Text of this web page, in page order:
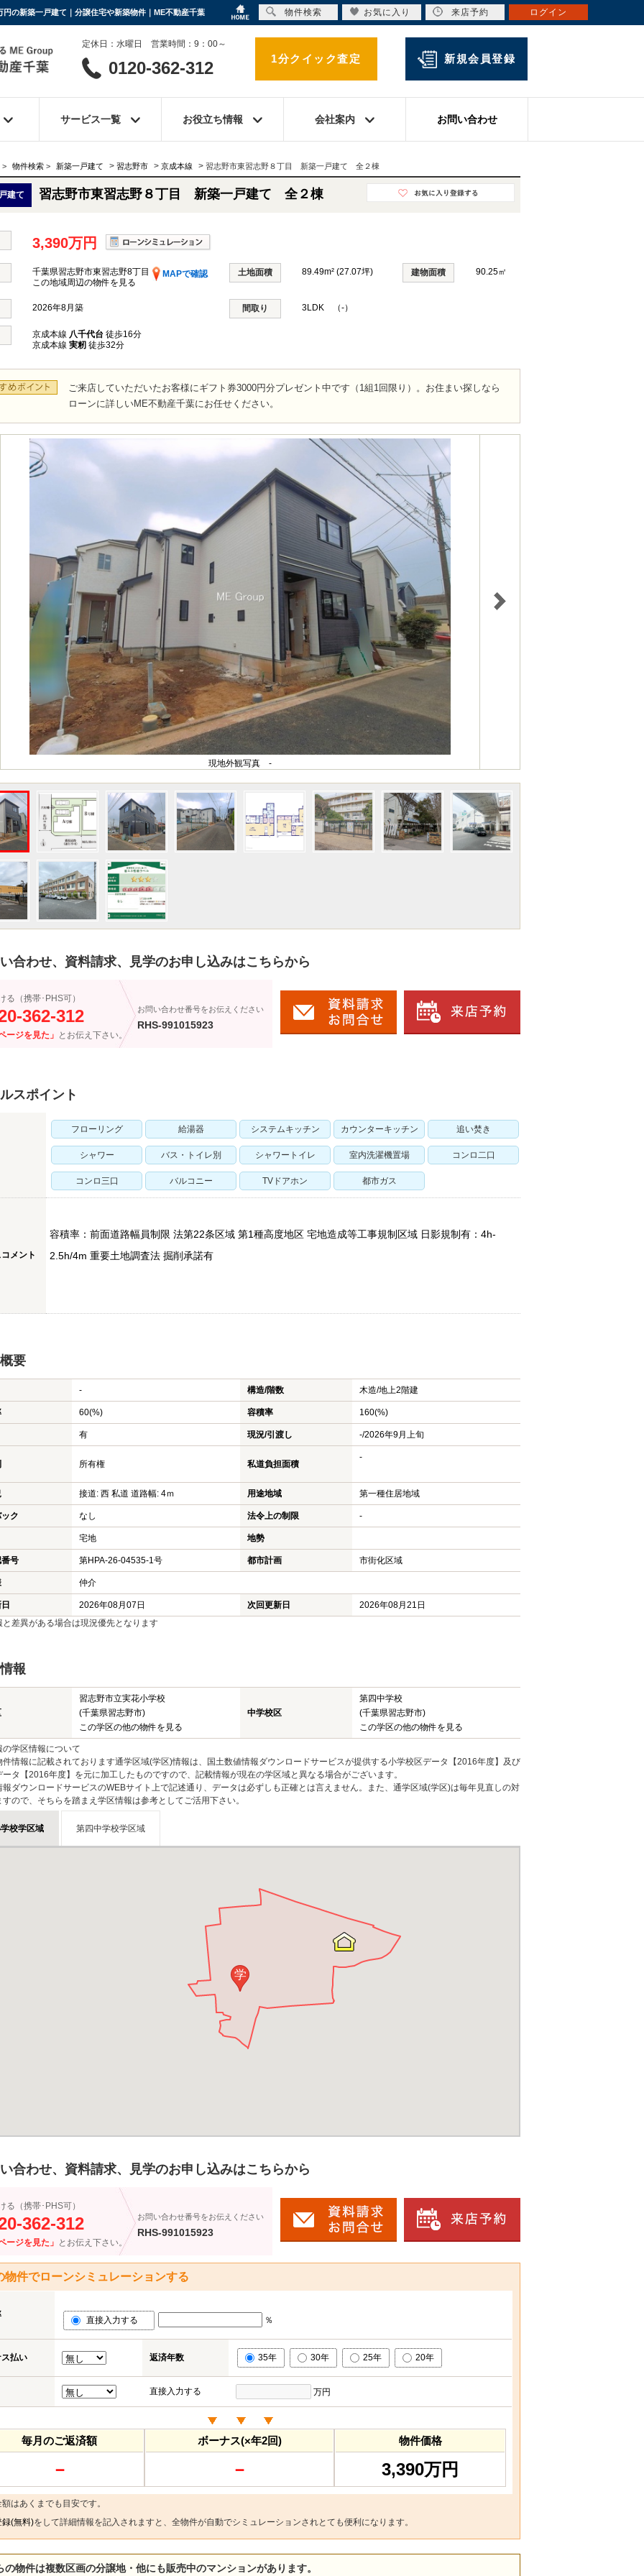
の新築一戸建て｜分譲住宅や新築物件｜ME不動産千葉
定休日：水曜日 営業時間：9：00～
0120-362-312 1分クイック査定 新規会員登録
サービス一覧 お役立ち情報 会社案内 お問い合わせ
> 物件検索 > 新築一戸建て > 習志野市 > 京成本線 > 習志野市東習志野８丁目 新築一戸建て 全２棟
建て 習志野市東習志野８丁目 新築一戸建て 全２棟
3,390万円
千葉県習志野市東習志野8丁目
MAPで確認
この地域周辺の物件を見る
土地面積 89.49m² (27.07坪) 建物面積 90.25㎡
2026年8月築 間取り 3LDK （-）
京成本線 八千代台 徒歩16分
京成本線 実籾 徒歩32分
ご来店していただいたお客様にギフト券3000円分プレゼント中です（1組1回限り）。お住まい探しなら
ローンに詳しいME不動産千葉にお任せください。
現地外観写真 -
合わせ、資料請求、見学のお申し込みはこちらから
る（携帯･PHS可）
362-312
ージを見た」 とお伝え下さい。
お問い合わせ番号をお伝えください
RHS-991015923
スポイント
フローリング 給湯器 システムキッチン カウンターキッチン 追い焚き
シャワー バス・トイレ別 シャワートイレ 室内洗濯機置場 コンロ二口
コンロ三口 バルコニー TVドアホン 都市ガス
メント
容積率：前面道路幅員制限 法第22条区域 第1種高度地区 宅地造成等工事規制区域 日影規制有：4h-
2.5h/4m 重要土地調査法 掘削承諾有
要
- 構造/階数 木造/地上2階建
60(%) 容積率 160(%)
有 現況/引渡し -/2026年9月上旬
所有権 私道負担面積
-
接道: 西 私道 道路幅: 4ｍ 用途地域 第一種住居地域
ク なし 法令上の制限 -
宅地 地勢
号 第HPA-26-04535-1号 都市計画 市街化区域
仲介
2026年08月07日 次回更新日
2026年08月21日
差異がある場合は現況優先となります
報
習志野市立実花小学校
(千葉県習志野市)
この学区の他の物件を見る
中学校区
第四中学校
(千葉県習志野市)
この学区の他の物件を見る
学区情報について
件情報に記載されております通学区域(学区)情報は、国土数値情報ダウンロードサービスが提供する小学校区データ【2016年度】及び
ータ【2016年度】を元に加工したものですので、記載情報が現在の学区域と異なる場合がございます。
報ダウンロードサービスのWEBサイト上で記述通り、データは必ずしも正確とは言えません。また、通学区域(学区)は毎年見直しの対
ので、そちらを踏まえ学区情報は参考としてご活用下さい。
校学区域 第四中学校学区域
学
合わせ、資料請求、見学のお申し込みはこちらから
る（携帯･PHS可）
362-312
ージを見た」 とお伝え下さい。
お問い合わせ番号をお伝えください
RHS-991015923
物件でローンシミュレーションする
直接入力する ％
払い 返済年数 35年 30年 25年 20年
直接入力する 万円
毎月のご返済額
－
ボーナス(×年2回)
－
物件価格
3,390万円
はあくまでも目安です。
録(無料)をして詳細情報を記入されますと、全物件が自動でシミュレーションされとても便利になります。
の物件は複数区画の分譲地・他にも販売中のマンションがあります。
物件検索 お気に入り 来店予約 ログイン